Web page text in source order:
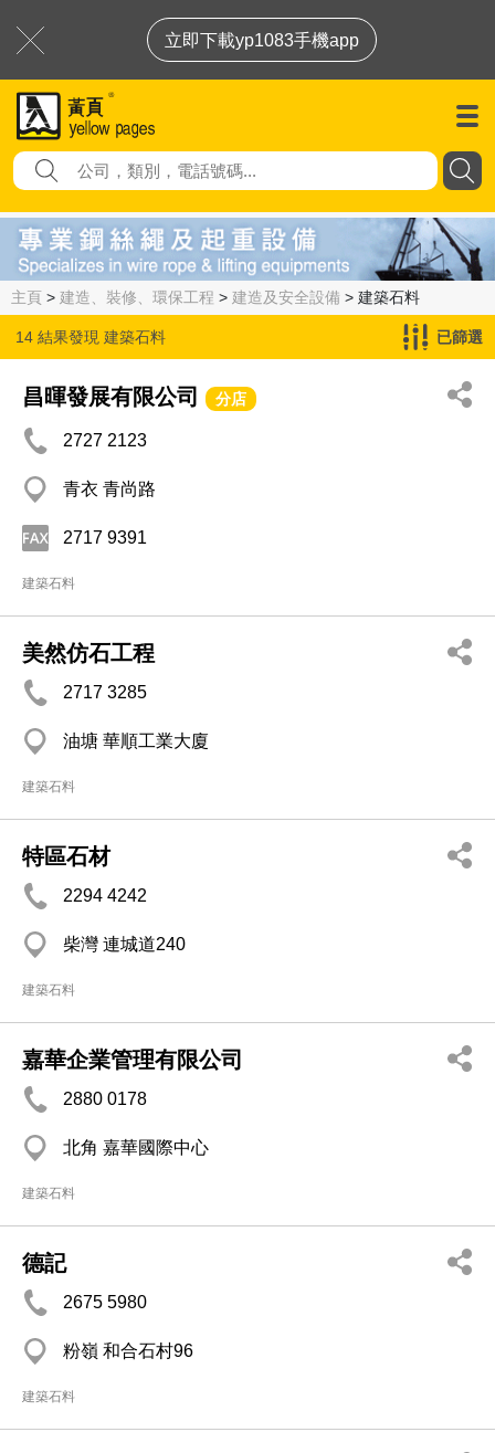
立即下載yp1083手機app
主頁 > 建造、裝修、環保工程 > 建造及安全設備 > 建築石料
14 結果發現 建築石料 已篩選
昌暉發展有限公司 分店
2727 2123
青衣 青尚路
2717 9391
建築石料
美然仿石工程
2717 3285
油塘 華順工業大廈
建築石料
特區石材
2294 4242
柴灣 連城道240
建築石料
嘉華企業管理有限公司
2880 0178
北角 嘉華國際中心
建築石料
德記
2675 5980
粉嶺 和合石村96
建築石料